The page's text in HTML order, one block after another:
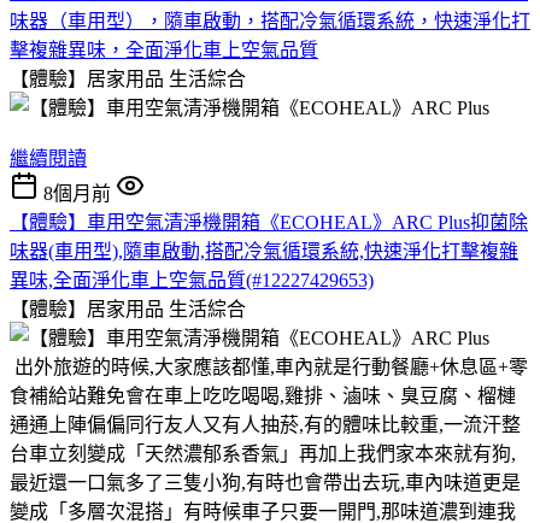
味器（車用型），隨車啟動，搭配冷氣循環系統，快速淨化打
擊複雜異味，全面淨化車上空氣品質
【體驗】居家用品 生活綜合
繼續閱讀
8個月前
【體驗】車用空氣清淨機開箱《ECOHEAL》ARC Plus抑菌除
味器(車用型),隨車啟動,搭配冷氣循環系統,快速淨化打擊複雜
異味,全面淨化車上空氣品質(#12227429653)
【體驗】居家用品 生活綜合
出外旅遊的時候,大家應該都懂,車內就是行動餐廳+休息區+零
食補給站難免會在車上吃吃喝喝,雞排、滷味、臭豆腐、榴槤
通通上陣偏偏同行友人又有人抽菸,有的體味比較重,一流汗整
台車立刻變成「天然濃郁系香氣」再加上我們家本來就有狗,
最近還一口氣多了三隻小狗,有時也會帶出去玩,車內味道更是
變成「多層次混搭」有時候車子只要一開門,那味道濃到連我